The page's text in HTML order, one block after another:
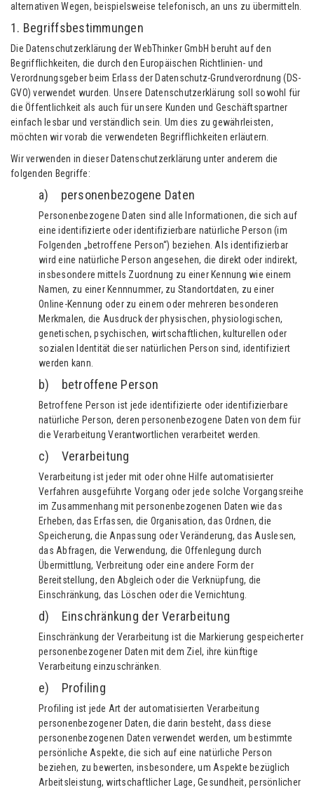
alternativen Wegen, beispielsweise telefonisch, an uns zu übermitteln.
1. Begriffsbestimmungen
Die Datenschutzerklärung der WebThinker GmbH beruht auf den
Begrifflichkeiten, die durch den Europäischen Richtlinien- und
Verordnungsgeber beim Erlass der Datenschutz-Grundverordnung (DS-
GVO) verwendet wurden. Unsere Datenschutzerklärung soll sowohl für
die Öffentlichkeit als auch für unsere Kunden und Geschäftspartner
einfach lesbar und verständlich sein. Um dies zu gewährleisten,
möchten wir vorab die verwendeten Begrifflichkeiten erläutern.
Wir verwenden in dieser Datenschutzerklärung unter anderem die
folgenden Begriffe:
a) personenbezogene Daten
Personenbezogene Daten sind alle Informationen, die sich auf
eine identifizierte oder identifizierbare natürliche Person (im
Folgenden „betroffene Person“) beziehen. Als identifizierbar
wird eine natürliche Person angesehen, die direkt oder indirekt,
insbesondere mittels Zuordnung zu einer Kennung wie einem
Namen, zu einer Kennnummer, zu Standortdaten, zu einer
Online-Kennung oder zu einem oder mehreren besonderen
Merkmalen, die Ausdruck der physischen, physiologischen,
genetischen, psychischen, wirtschaftlichen, kulturellen oder
sozialen Identität dieser natürlichen Person sind, identifiziert
werden kann.
b) betroffene Person
Betroffene Person ist jede identifizierte oder identifizierbare
natürliche Person, deren personenbezogene Daten von dem für
die Verarbeitung Verantwortlichen verarbeitet werden.
c) Verarbeitung
Verarbeitung ist jeder mit oder ohne Hilfe automatisierter
Verfahren ausgeführte Vorgang oder jede solche Vorgangsreihe
im Zusammenhang mit personenbezogenen Daten wie das
Erheben, das Erfassen, die Organisation, das Ordnen, die
Speicherung, die Anpassung oder Veränderung, das Auslesen,
das Abfragen, die Verwendung, die Offenlegung durch
Übermittlung, Verbreitung oder eine andere Form der
Bereitstellung, den Abgleich oder die Verknüpfung, die
Einschränkung, das Löschen oder die Vernichtung.
d) Einschränkung der Verarbeitung
Einschränkung der Verarbeitung ist die Markierung gespeicherter
personenbezogener Daten mit dem Ziel, ihre künftige
Verarbeitung einzuschränken.
e) Profiling
Profiling ist jede Art der automatisierten Verarbeitung
personenbezogener Daten, die darin besteht, dass diese
personenbezogenen Daten verwendet werden, um bestimmte
persönliche Aspekte, die sich auf eine natürliche Person
beziehen, zu bewerten, insbesondere, um Aspekte bezüglich
Arbeitsleistung, wirtschaftlicher Lage, Gesundheit, persönlicher